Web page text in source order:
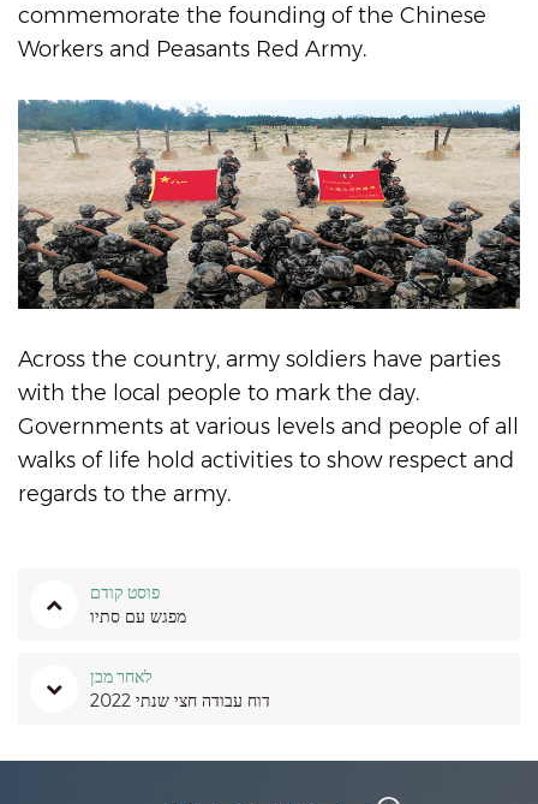
commemorate the founding of the Chinese
Workers and Peasants Red Army.
Across the country, army soldiers have parties
with the local people to mark the day.
Governments at various levels and people of all
walks of life hold activities to show respect and
regards to the army.
פוסט קודם
מפגש עם סתיו
לאחר מכן
דוח עבודה חצי שנתי 2022